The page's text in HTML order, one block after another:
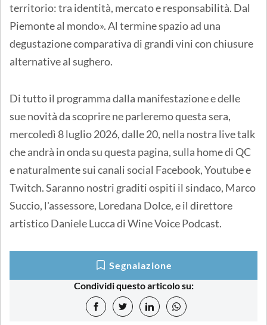
territorio: tra identità, mercato e responsabilità. Dal
Piemonte al mondo». Al termine spazio ad una
degustazione comparativa di grandi vini con chiusure
alternative al sughero.
Di tutto il programma dalla manifestazione e delle
sue novità da scoprire ne parleremo questa sera,
mercoledì 8 luglio 2026, dalle 20, nella nostra live talk
che andrà in onda su questa pagina, sulla home di QC
e naturalmente sui canali social Facebook, Youtube e
Twitch. Saranno nostri graditi ospiti il sindaco, Marco
Succio, l'assessore, Loredana Dolce, e il direttore
artistico Daniele Lucca di Wine Voice Podcast.
Segnalazione
Condividi questo articolo su: